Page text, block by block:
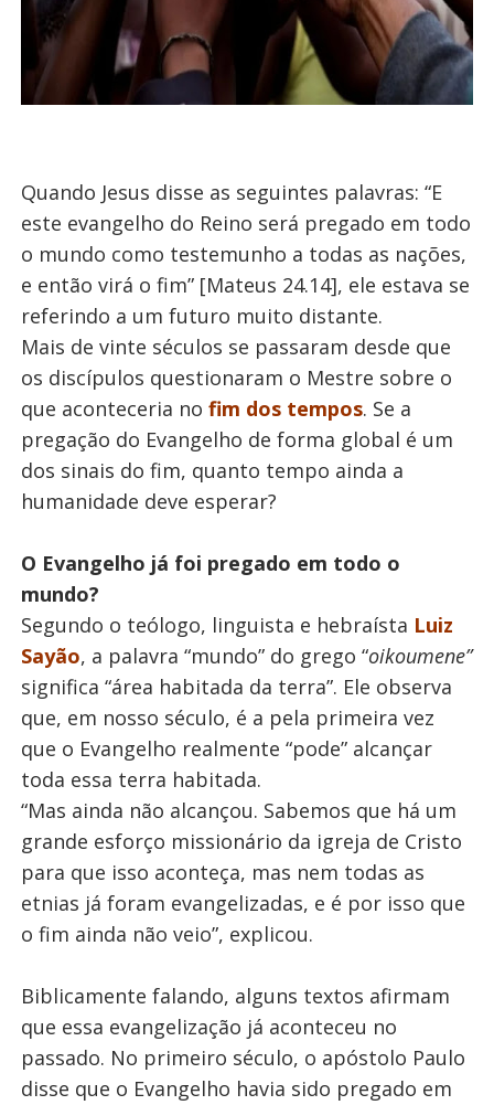
Quando Jesus disse as seguintes palavras: “E
este evangelho do Reino será pregado em todo
o mundo como testemunho a todas as nações,
e então virá o fim” [Mateus 24.14], ele estava se
referindo a um futuro muito distante.
Mais de vinte séculos se passaram desde que
os discípulos questionaram o Mestre sobre o
que aconteceria no fim dos tempos. Se a
pregação do Evangelho de forma global é um
dos sinais do fim, quanto tempo ainda a
humanidade deve esperar?
O Evangelho já foi pregado em todo o
mundo?
Segundo o teólogo, linguista e hebraísta Luiz
Sayão, a palavra “mundo” do grego “oikoumene”
significa “área habitada da terra”. Ele observa
que, em nosso século, é a pela primeira vez
que o Evangelho realmente “pode” alcançar
toda essa terra habitada.
“Mas ainda não alcançou. Sabemos que há um
grande esforço missionário da igreja de Cristo
para que isso aconteça, mas nem todas as
etnias já foram evangelizadas, e é por isso que
o fim ainda não veio”, explicou.
Biblicamente falando, alguns textos afirmam
que essa evangelização já aconteceu no
passado. No primeiro século, o apóstolo Paulo
disse que o Evangelho havia sido pregado em